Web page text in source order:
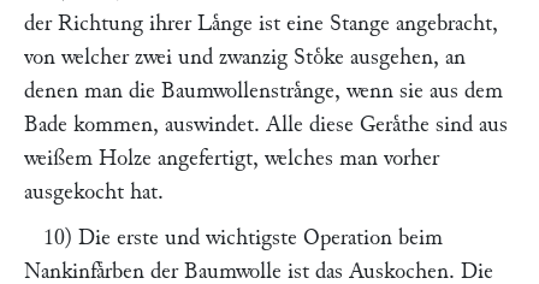
der Richtung ihrer Laͤnge ist eine Stange angebracht,
von welcher zwei und zwanzig Stoͤke ausgehen, an
denen man die Baumwollenstraͤnge, wenn sie aus dem
Bade kommen, auswindet. Alle diese Geraͤthe sind aus
weißem Holze angefertigt, welches man vorher
ausgekocht hat.
10) Die erste und wichtigste Operation beim
Nankinfaͤrben der Baumwolle ist das Auskochen. Die